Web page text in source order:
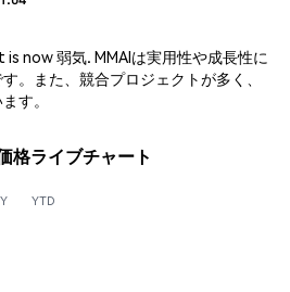
now 弱気. MMAIは実用性や成長性に
。また、競合プロジェクトが多く、
す。
ライブチャート
YTD